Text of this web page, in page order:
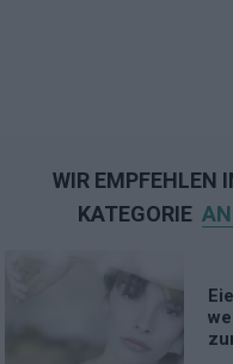
WIR EMPFEHLEN
KATEGORIE